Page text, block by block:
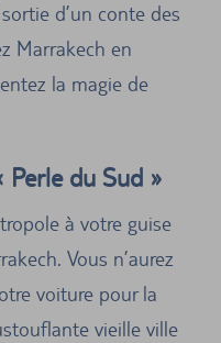
d’un conte des
Marrakech en
la magie de
Perle du Sud »
à votre guise
Vous n’aurez
voiture pour la
vieille ville